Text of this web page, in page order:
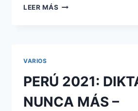
LEER MÁS DISCAPACIDAD
VARIOS
PERÚ 2021:
NUNCA MÁS –